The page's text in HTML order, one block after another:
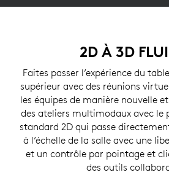
2D À 3D
Faites passer l’expérience du
supérieur avec des réunions
les équipes de manière nouvelle
des ateliers multimodaux avec
standard 2D qui passe
à l’échelle de la salle avec une
et un contrôle par pointage et
des outils